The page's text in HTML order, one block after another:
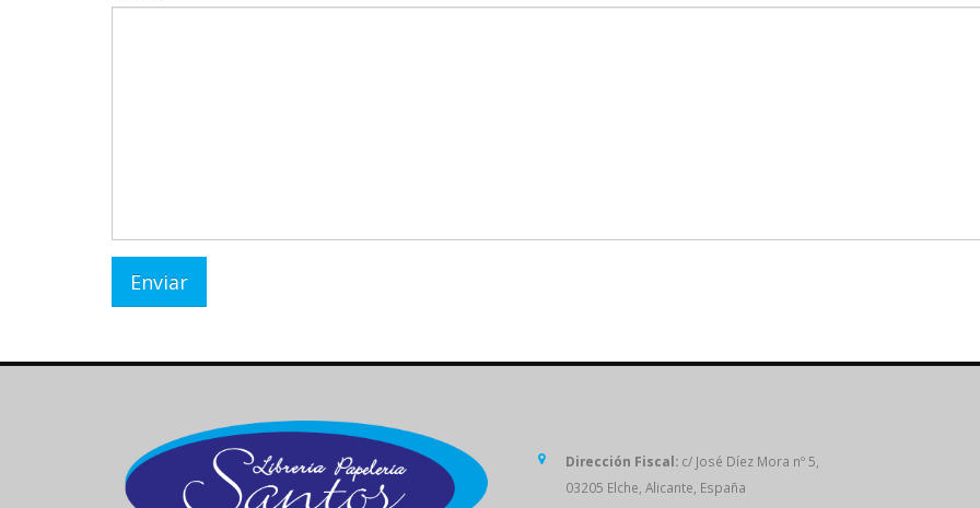
Dirección Fiscal: c/ José Díez Mora nº 5,
03205 Elche, Alicante, España